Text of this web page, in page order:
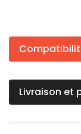
Livraison et